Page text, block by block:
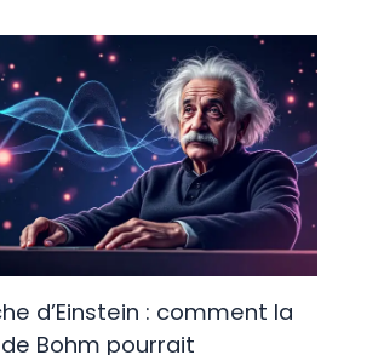
d’Einstein : comment la
Bohm pourrait